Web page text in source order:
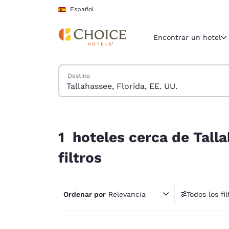
Saltar A Contenido Principal
Español
Región y
América
América
Encontrar un hotel
Buscar hoteles
Destino
1 hoteles cerca de
filtros
Ordenar por Relevancia Todos los
1